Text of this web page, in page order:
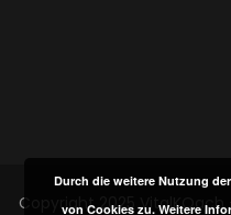
Copyright 2025
Durch die weitere Nutzung
von Cookies zu.Weitere